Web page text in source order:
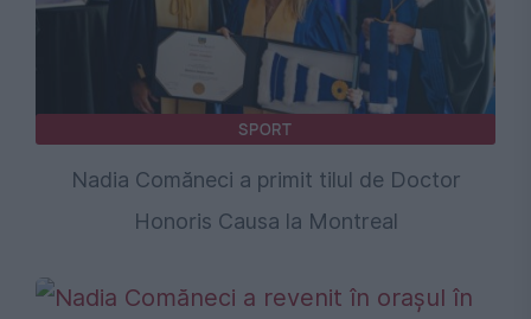
SPORT
Nadia Comăneci a primit tilul de Doctor
Honoris Causa la Montreal